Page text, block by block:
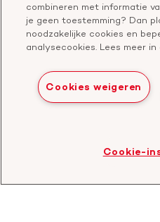
Doneer
Bezoek
onze
Facebook
Bezoek
ons
YouTube
Bezoek
onze
LinkedIn
onze
combineren met informatie
je geen toestemming? Dan
noodzakelijke cookies en
analysecookies. Lees meer in
Cookies weigeren
Cookie-